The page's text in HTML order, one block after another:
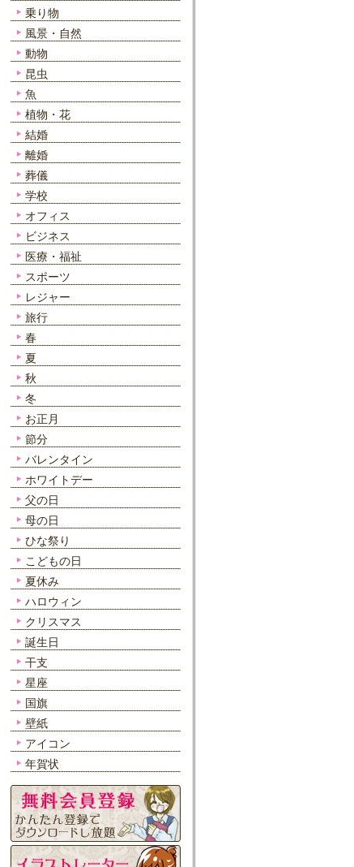
乗り物
風景・自然
動物
昆虫
魚
植物・花
結婚
離婚
葬儀
学校
オフィス
ビジネス
医療・福祉
スポーツ
レジャー
旅行
春
夏
秋
冬
お正月
節分
バレンタイン
ホワイトデー
父の日
母の日
ひな祭り
こどもの日
夏休み
ハロウィン
クリスマス
誕生日
干支
星座
国旗
壁紙
アイコン
年賀状